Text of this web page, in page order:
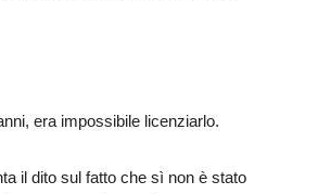
era impossibile licenziarlo.
il dito sul fatto che sì non è stato